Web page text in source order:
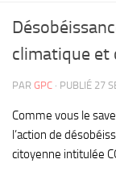
climatique et
PAR GPC · PUBLIÉ 27
Comme vous le
l’action de
citoyenne intitulée